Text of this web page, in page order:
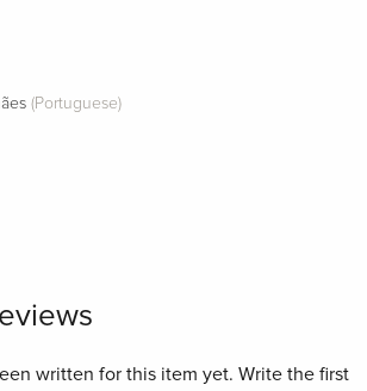
(Portuguese)
written for this item yet. Write the first